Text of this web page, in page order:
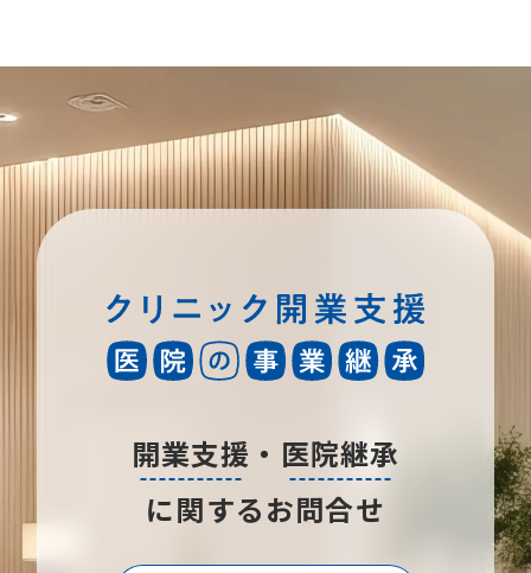
開業支援 ・ 医院継承
に関するお問合せ